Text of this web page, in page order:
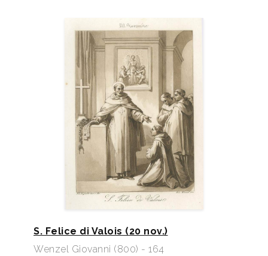
S. Felice di Valois (20 nov.)
Wenzel Giovanni (800) - 164